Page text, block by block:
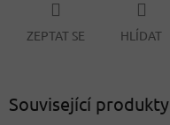
ZEPTAT SE HLÍDAT
Související produkty